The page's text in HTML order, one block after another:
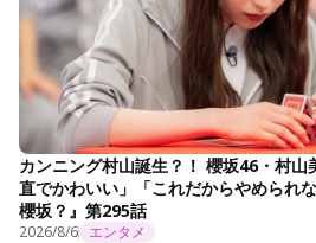
カンニング村山誕生？！ 櫻坂46・村
直でかわいい」「これだからやめられ
櫻坂？』第295話
2026/8/6 エンタメ